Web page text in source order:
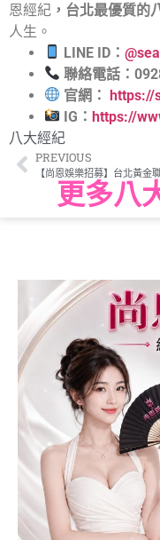
恩經紀 ，台北最優質的
人生。
LINE ID：
聯絡電話：
官網：https://
IG：https://
八大經紀
PREVIOUS
更多八